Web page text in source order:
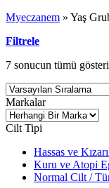
Myeczanem » Yaş
Filtrele
7 sonucun tümü
Markalar
Cilt Tipi
Hassas ve
Kuru ve Atopi
Normal Cilt /